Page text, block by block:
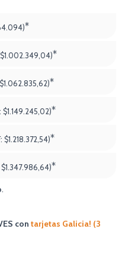
*
$1.002.349,04)*
$1.062.835,62)*
$1.149.245,02)*
$1.218.372,54)*
$1.347.986,64)*
.
con tarjetas Galicia! (3